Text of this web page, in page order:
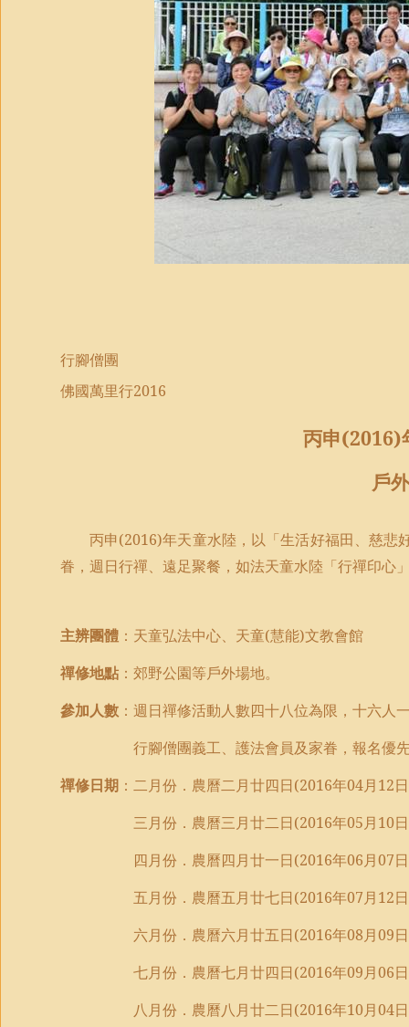
行腳僧團
佛國萬里行2016
丙申(2016)
戶
丙申(2016)年天童水陸，以「生活好福田、慈悲
眷，週日行禪、遠足聚餐，如法天童水陸「行禪印心
主辨團體 ：天童弘法中心、天童(慧能)文教會館
禪修地點 ：郊野公園等戶外場地。
參加人數 ：週日禪修活動人數四十八位為限，十六人
行腳僧團義工、護法會員及家眷，報名優
禪修日期 ：二月份．農曆二月廿四日(2016年04月12
三月份．農曆三月廿二日(2016年05月10
四月份．農曆四月廿一日(2016年06月07
五月份．農曆五月廿七日(2016年07月12
六月份．農曆六月廿五日(2016年08月09
七月份．農曆七月廿四日(2016年09月06
八月份．農曆八月廿二日(2016年10月04